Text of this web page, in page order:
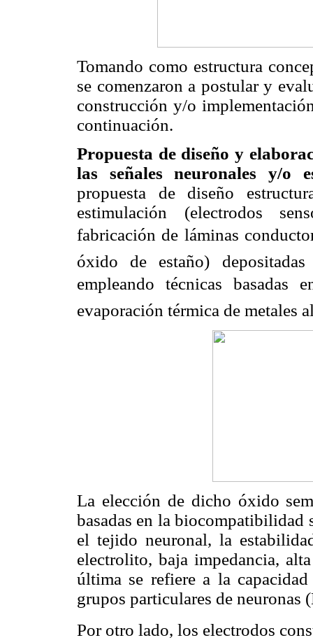
Tomando como estructura
se comenzaron a postular y
construcción y/o
continuación.
Propuesta de diseño y
las señales neuronales y/o
propuesta de diseño
estimulación (electrodos
fabricación de láminas
óxido de estaño)
empleando técnicas basadas
evaporación térmica de metales
La elección de dicho óxido
basadas en la
el tejido neuronal, la
electrolito, baja impedancia,
última se refiere a la
grupos particulares de neuronas
Por otro lado, los electrodos